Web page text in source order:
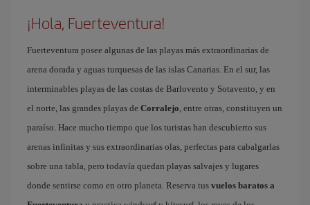
¡Hola, Fuerteventura!
Fuerteventura posee algunas de las playas más extraordinarias de
arena dorada y aguas turquesas de las islas Canarias. En el sur, las
interminables playas de las costas de Barlovento y Sotavento, y en
el norte, las grandes playas de Corralejo, entre otras, constituyen un
paraíso. Hace mucho tiempo que los turistas han descubierto sus
arenas infinitas y sus extraordinarias olas, perfectas para cabalgarlas
sobre una tabla, pero todavía quedan playas salvajes y lugares
donde sentirse como en otro planeta. Reserva tus vuelos baratos a